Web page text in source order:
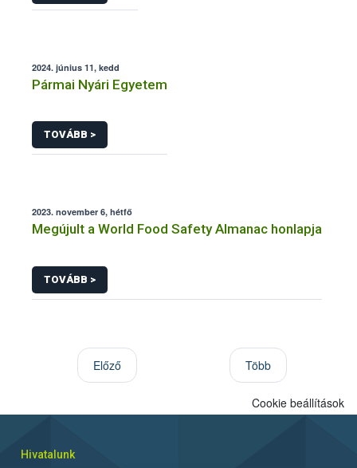
2024. június 11, kedd
Pármai Nyári Egyetem
TOVÁBB >
2023. november 6, hétfő
Megújult a World Food Safety Almanac honlapja
TOVÁBB >
Előző Több
Cookie beállítások
Hivatalunk